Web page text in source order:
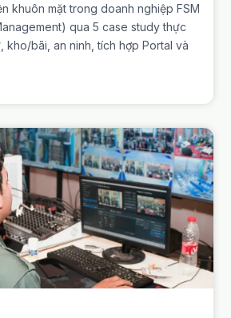
khuôn mặt trong doanh nghiệp FSM
qua 5 case study thực
kho/bãi, an ninh, tích hợp Portal và